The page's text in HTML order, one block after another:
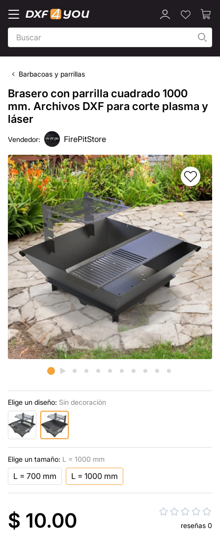
Barbacoas y parrillas
Brasero con parrilla cuadrado 1000
mm. Archivos DXF para corte plasma y
láser
Vendedor: FirePitStore
Elige un diseño: Sin decoración
Elige un tamaño: L = 1000 mm
L = 700 mm L = 1000 mm
$ 10.00 reseñas 0